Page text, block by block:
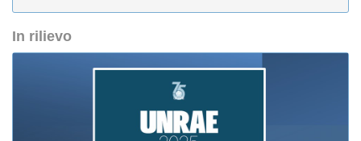
In rilievo